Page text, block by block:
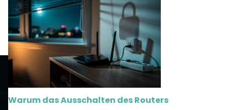
Warum das Ausschalten des Routers